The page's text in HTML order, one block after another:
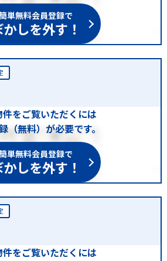
単無料会員登録で
しを外す！
件をご覧いただくには
（無料）が必要です。
単無料会員登録で
しを外す！
件をご覧いただくには